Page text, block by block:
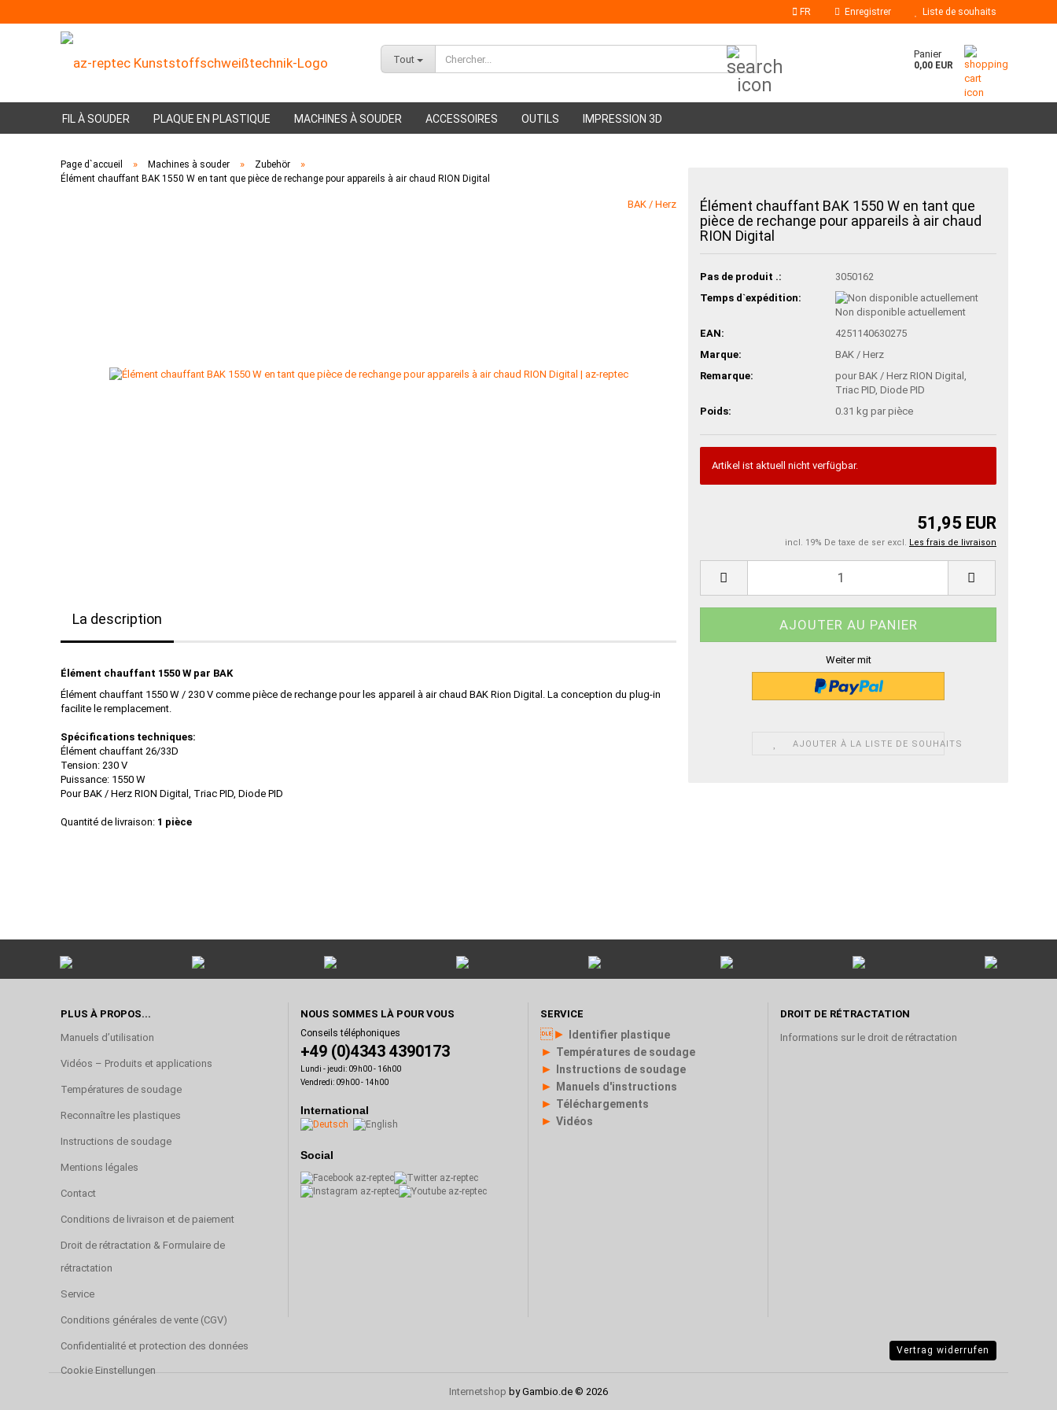
FR Enregistrer Liste de souhaits
Tout Panier
0,00 EUR
FIL À SOUDER PLAQUE EN PLASTIQUE MACHINES À SOUDER ACCESSOIRES OUTILS
Bâtons de colle
Buses à colle chaude
IMPRESSION 3D
PMMA Filament
Page d`accueil » Machines à souder » Zubehör »
Élément chauffant BAK 1550 W en tant que pièce de rechange pour appareils à air chaud RION Digital
BAK / Herz
Élément chauffant BAK 1550 W en tant que
pièce de rechange pour appareils à air chaud
RION Digital
Pas de produit .:
3050162
Temps d`expédition:
Non disponible actuellement
EAN:
4251140630275
Marque:
BAK / Herz
Remarque:
pour BAK / Herz RION Digital,
Triac PID, Diode PID
Poids:
0.31 kg par pièce
Artikel ist aktuell nicht verfügbar.
51,95 EUR
incl. 19% De taxe de ser excl. Les frais de livraison
Weiter mit
AJOUTER À LA LISTE DE SOUHAITS
La description
Élément chauffant 1550 W par BAK
Élément chauffant 1550 W / 230 V comme pièce de rechange pour les appareil à air chaud BAK Rion Digital. La conception du plug-in
facilite le remplacement.
Spécifications techniques:
Élément chauffant 26/33D
Tension: 230 V
Puissance: 1550 W
Pour BAK / Herz RION Digital, Triac PID, Diode PID
Quantité de livraison: 1 pièce
PLUS À PROPOS...
Manuels d’utilisation
Vidéos – Produits et applications
Températures de soudage
Reconnaître les plastiques
Instructions de soudage
Mentions légales
Contact
Conditions de livraison et de paiement
Droit de rétractation & Formulaire de
rétractation
Service
Conditions générales de vente (CGV)
Confidentialité et protection des données
Cookie Einstellungen
NOUS SOMMES LÀ POUR VOUS
Conseils téléphoniques
+49 (0)4343 4390173
Lundi - jeudi: 09h00 - 16h00
Vendredi: 09h00 - 14h00
International
Social
SERVICE
► Identifier plastique
► Températures de soudage
► Instructions de soudage
► Manuels d'instructions
► Téléchargements
► Vidéos
DROIT DE RÉTRACTATION
Informations sur le droit de rétractation
Vertrag widerrufen
Internetshop by Gambio.de © 2026